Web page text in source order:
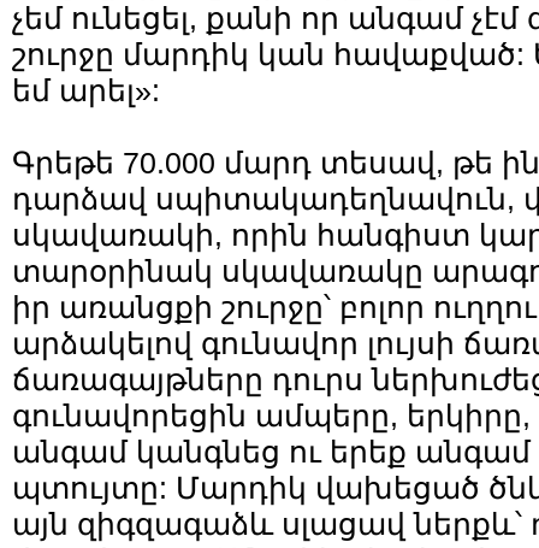
չեմ ունեցել, քանի որ անգամ չէմ
շուրջը մարդիկ կան հավաքված:
եմ արել»:
Գրեթե 70.000 մարդ տեսավ, թե
դարձավ սպիտակադեղնավուն,
սկավառակի, որին հանգիստ
տարօրինակ սկավառակը
իր առանցքի շուրջը՝ բոլոր
արձակելով գունավոր լույսի
ճառագայթները դուրս
գունավորեցին ամպերը,
անգամ կանգնեց ու երեք անգամ
պտույտը: Մարդիկ վախեցած
այն զիգզագաձև սլացավ